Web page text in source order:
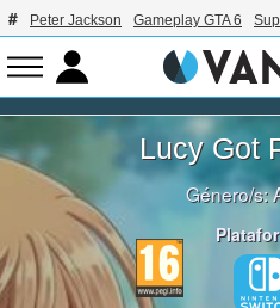
Peter Jackson Gameplay GTA 6
Lucy Got
Género/s: